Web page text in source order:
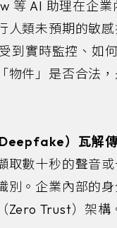
等 AI 助理在企
人類未預期的敏
到實時監控、如
物件」是否合法
）瓦解傳
取數十秒的聲音
別。企業內部的
Zero Trust）架構